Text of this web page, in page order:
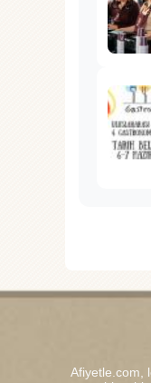
Afiyetle.com,